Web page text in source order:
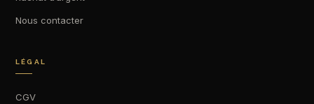
Nous contacter
LÉGAL
CGV